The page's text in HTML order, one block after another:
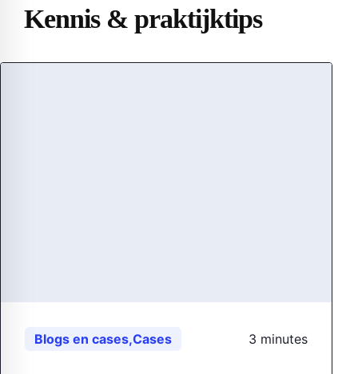
Kennis & praktijktips
Blogs en cases,Cases 3 minutes